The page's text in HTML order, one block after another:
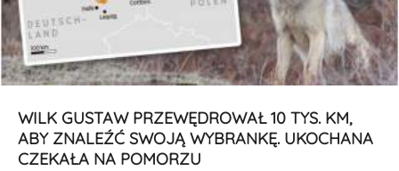
WILK GUSTAW PRZEWĘDROWAŁ 10 TYS. KM,
ABY ZNALEŹĆ SWOJĄ WYBRANKĘ. UKOCHANA
CZEKAŁA NA POMORZU